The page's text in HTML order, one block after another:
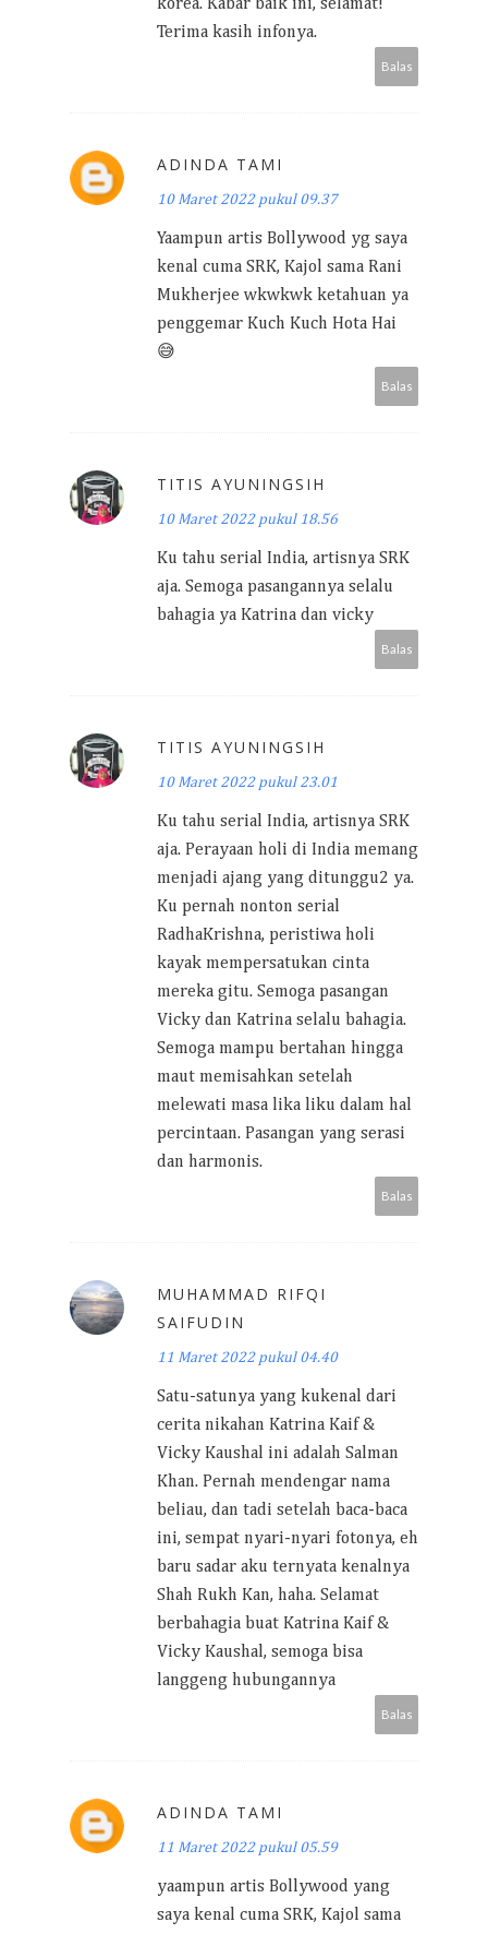
korea. Kabar baik ini, selamat!
Terima kasih infonya.
Balas
ADINDA TAMI
10 Maret 2022 pukul 09.37
Yaampun artis Bollywood yg saya
kenal cuma SRK, Kajol sama Rani
Mukherjee wkwkwk ketahuan ya
penggemar Kuch Kuch Hota Hai
😅
Balas
TITIS AYUNINGSIH
10 Maret 2022 pukul 18.56
Ku tahu serial India, artisnya SRK
aja. Semoga pasangannya selalu
bahagia ya Katrina dan vicky
Balas
TITIS AYUNINGSIH
10 Maret 2022 pukul 23.01
Ku tahu serial India, artisnya SRK
aja. Perayaan holi di India memang
menjadi ajang yang ditunggu2 ya.
Ku pernah nonton serial
RadhaKrishna, peristiwa holi
kayak mempersatukan cinta
mereka gitu. Semoga pasangan
Vicky dan Katrina selalu bahagia.
Semoga mampu bertahan hingga
maut memisahkan setelah
melewati masa lika liku dalam hal
percintaan. Pasangan yang serasi
dan harmonis.
Balas
MUHAMMAD RIFQI
SAIFUDIN
11 Maret 2022 pukul 04.40
Satu-satunya yang kukenal dari
cerita nikahan Katrina Kaif &
Vicky Kaushal ini adalah Salman
Khan. Pernah mendengar nama
beliau, dan tadi setelah baca-baca
ini, sempat nyari-nyari fotonya, eh
baru sadar aku ternyata kenalnya
Shah Rukh Kan, haha. Selamat
berbahagia buat Katrina Kaif &
Vicky Kaushal, semoga bisa
langgeng hubungannya
Balas
ADINDA TAMI
11 Maret 2022 pukul 05.59
yaampun artis Bollywood yang
saya kenal cuma SRK, Kajol sama